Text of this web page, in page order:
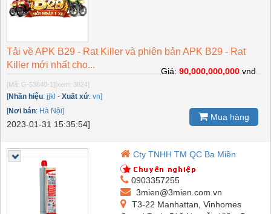
Tải về APK B29 - Rat Killer và phiên bản APK B29 - Rat
Killer mới nhất cho...
[Mã: G-53840-1][xem: 3824]
[Nhãn hiệu: jjkl - Xuất xứ: vn]
[Nơi bán: Hà Nội]
2023-01-31 15:35:54]
Giá: 90,000,000,000 vnđ
Mua hàng
Cty TNHH TM QC Ba Miền
0903357255
3mien@3mien.com.vn
T3-22 Manhattan, Vinhomes